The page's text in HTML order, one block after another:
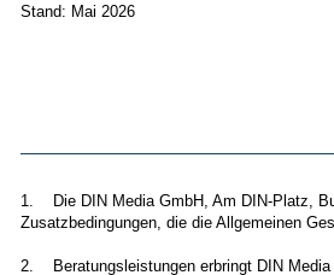
Stand: Mai 2026
1. Die DIN Media GmbH, Am DIN-Platz,
Zusatzbedingungen, die die Allgemeinen
2. Beratungsleistungen erbringt DIN Media